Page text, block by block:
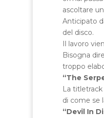
ascoltare
Anticipato
del disco.
Il lavoro
Bisogna
troppo
“The
La
di come se
“Devil In